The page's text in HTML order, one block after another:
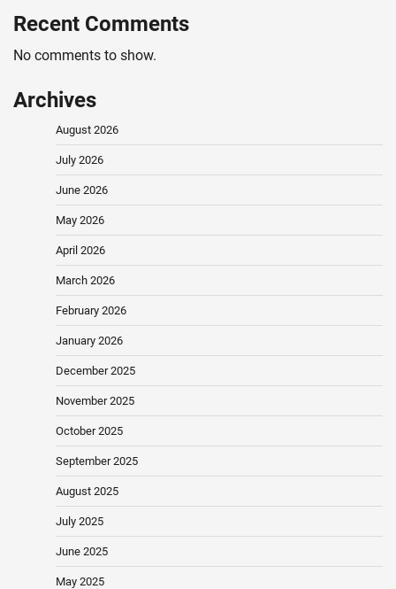
Recent Comments
No comments to show.
Archives
August 2026
July 2026
June 2026
May 2026
April 2026
March 2026
February 2026
January 2026
December 2025
November 2025
October 2025
September 2025
August 2025
July 2025
June 2025
May 2025